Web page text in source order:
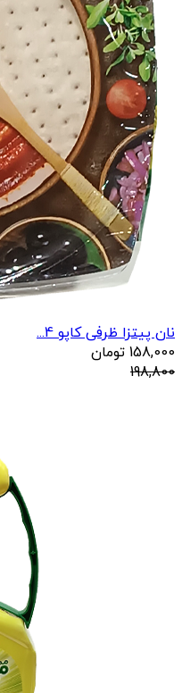
نان پیتزا ظرفی کاپو 4...
158,000 تومان
198,800